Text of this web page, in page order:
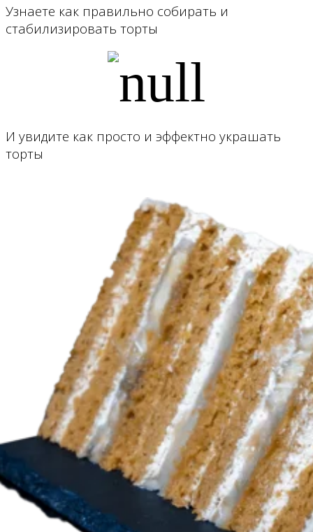
Узнаете как правильно собирать и
стабилизировать торты
И увидите как просто и эффектно украшать
торты